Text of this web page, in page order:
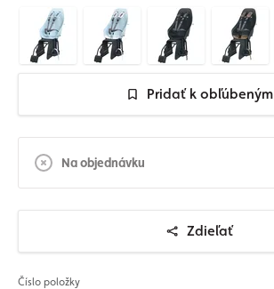
Pridať k obľúbeným
Na objednávku
Zdieľať
Číslo položky